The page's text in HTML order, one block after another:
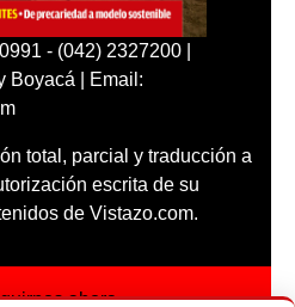
- (042) 2327200 |
Boyacá | Email:
total, parcial y traducción a
escrita de su
de Vistazo.com.
ahora